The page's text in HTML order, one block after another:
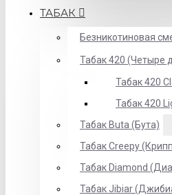
ТАБАК
Безникотиновая
Табак 420 (Четыре
Табак 420
Табак 420
Табак Buta (Бута)
Табак Creepy
Табак Diamond
Табак Jibiar